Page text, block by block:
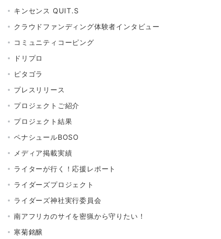
キンセンス QUIT.S
クラウドファンディング体験者インタビュー
コミュニティコーピング
ドリプロ
ピタゴラ
プレスリリース
プロジェクトご紹介
プロジェクト結果
ペナシュールBOSO
メディア掲載実績
ライターが行く！応援レポート
ライダーズプロジェクト
ライダーズ神社実行委員会
南アフリカのサイを密猟から守りたい！
寒菊銘醸